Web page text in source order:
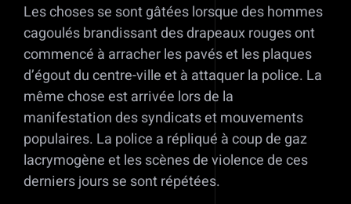
Les choses se sont gâtées lorsque des hommes
cagoulés brandissant des drapeaux rouges ont
commencé à arracher les pavés et les plaques
d’égout du centre-ville et à attaquer la police. La
même chose est arrivée lors de la
manifestation des syndicats et mouvements
populaires. La police a répliqué à coup de gaz
lacrymogène et les scènes de violence de ces
derniers jours se sont répétées.